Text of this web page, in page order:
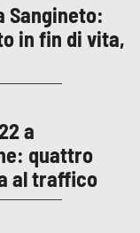
Sangineto:
in fin di vita,
a
quattro
al traffico